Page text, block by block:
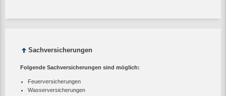
Sachversicherungen
Folgende Sachversicherungen sind möglich:
Feuerversicherungen
Wasserversicherungen